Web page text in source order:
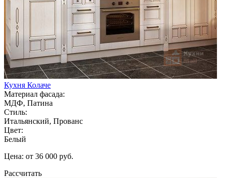
Кухня Колаче
Материал фасада:
МДФ, Патина
Стиль:
Итальянский, Прованс
Цвет:
Белый
Цена: от 36 000 руб.
Рассчитать